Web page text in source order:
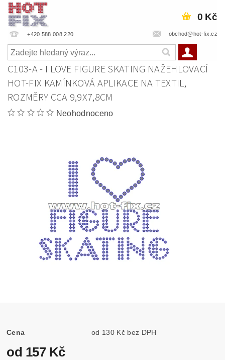
+420 588 008 220 obchod@hot-fix.cz
0 Kč
C103-A - I LOVE FIGURE SKATING NAŽEHLOVACÍ
HOT-FIX KAMÍNKOVÁ APLIKACE NA TEXTIL,
ROZMĚRY CCA 9,9X7,8CM
Neohodnoceno
Cena od 130 Kč bez DPH
od 157 Kč